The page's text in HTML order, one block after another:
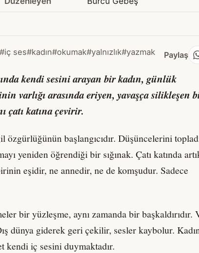
#iç ses#kadın#okumak#yalnızlık#yazmak Paylaş
kendi sesini arayan bir kadın, günlük
varlığı arasında eriyen, yavaşça silikleşen
çatı katına çevirir.
özgürlüğünün başlangıcıdır. Düşüncelerini
yeniden öğrendiği bir sığınak. Çatı katında
eşidir, ne annedir, ne de komşudur. Sadece
bir yüzleşme, aynı zamanda bir başkaldırıdır.
dünya giderek geri çekilir, sesler kaybolur.
kendi iç sesini duymaktadır.